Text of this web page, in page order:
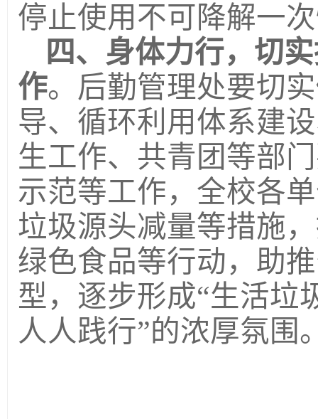
停止使用不可降解一
四、身体力行， 切
作。后勤管理处要切
导、循环利用体系建
生工作、共青团等部
示范等工作，全校各
垃圾源头减量等措施
绿色食品等行动，助
型，逐步形成“生活垃
人人践行”的浓厚氛围